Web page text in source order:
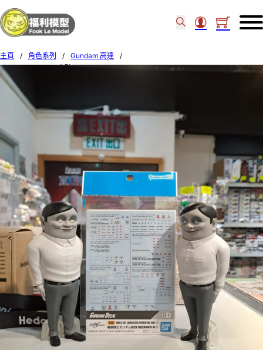
主頁 / 角色系列 / Gundam 高達
/
Bandai 1/144 HG 水貼#142 Gundam Seed Freedom Multiuse 2 68877